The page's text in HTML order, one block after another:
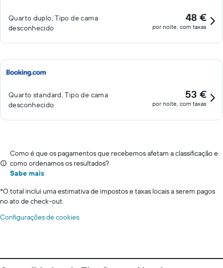
Quarto duplo, Tipo de cama
desconhecido
48 €
por noite, com taxas
Quarto standard, Tipo de cama
desconhecido
53 €
por noite, com taxas
Como é que os pagamentos que recebemos afetam a classificação e
como ordenamos os resultados?
Sabe mais
*O total inclui uma estimativa de impostos e taxas locais a serem pagos
no ato de check-out.
Configurações de cookies